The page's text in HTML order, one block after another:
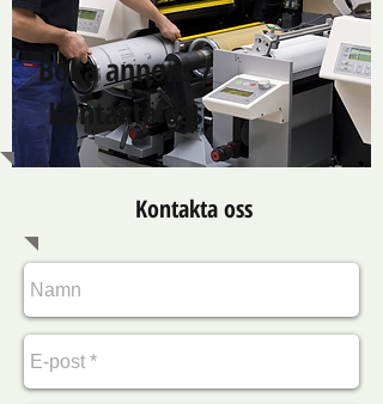
Boka annons /
Kontakta oss
Kontakta oss